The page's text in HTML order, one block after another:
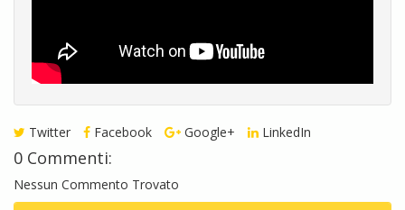
Twitter Facebook Google+ LinkedIn
0 Commenti:
Nessun Commento Trovato